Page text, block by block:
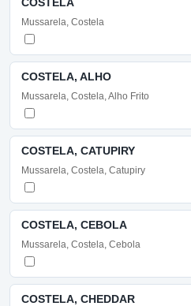
Mussarela, Costela
COSTELA, ALHO
Mussarela, Costela, Alho Frito
COSTELA, CATUPIRY
Mussarela, Costela, Catupiry
COSTELA, CEBOLA
Mussarela, Costela, Cebola
COSTELA, CHEDDAR